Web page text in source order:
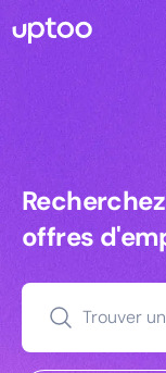
offres
Trouver